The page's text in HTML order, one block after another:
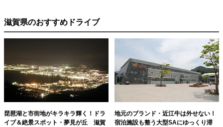
滋賀県のおすすめドライブ
琵琶湖と市街地がキラキラ輝く！ドラ
イブ＆絶景スポット・夢見が丘 滋賀
地元のブランド・近江牛は外せない！
宿泊施設も整う大型SAにゆっくり滞